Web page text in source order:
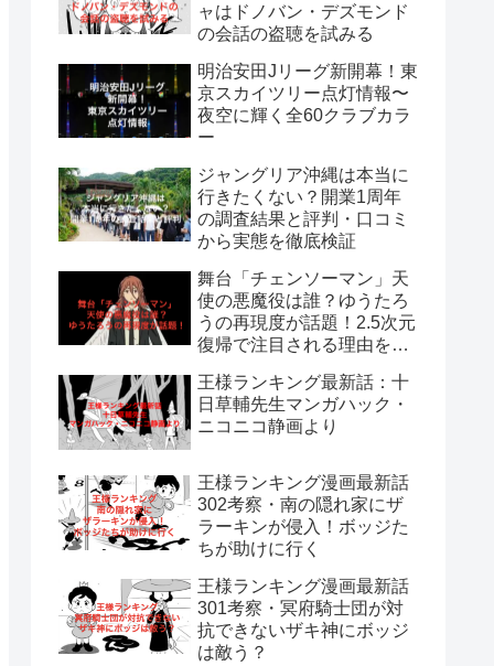
ャはドノバン・デズモンド
の会話の盗聴を試みる
明治安田Jリーグ新開幕！東
京スカイツリー点灯情報〜
夜空に輝く全60クラブカラ
ー
ジャングリア沖縄は本当に
行きたくない？開業1周年
の調査結果と評判・口コミ
から実態を徹底検証
舞台「チェンソーマン」天
使の悪魔役は誰？ゆうたろ
うの再現度が話題！2.5次元
復帰で注目される理由を解
王様ランキング最新話：十
日草輔先生マンガハック・
ニコニコ静画より
王様ランキング漫画最新話
302考察・南の隠れ家にザ
ラーキンが侵入！ボッジた
ちが助けに行く
王様ランキング漫画最新話
301考察・冥府騎士団が対
抗できないザキ神にボッジ
は敵う？